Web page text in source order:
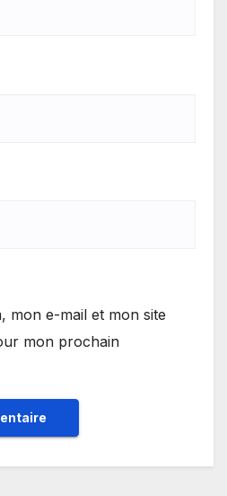
mon e-mail et mon site
mon prochain